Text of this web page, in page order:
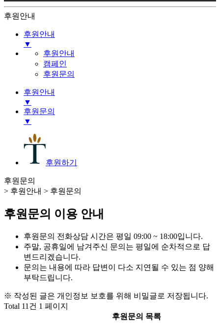
후원안내
후원안내
▼
기관소개
사업소개
후원안내
후원안내
캠페인
후원문의
후원안내
▼
기관소개
소식
후원문의
▼
후원문의
후원하기
후원문의
> 후원안내 > 후원문의
후원문의 이용 안내
후원문의 전화상담 시간은 평일 09:00 ~ 18:00입니다.
주말, 공휴일에 남겨주신 문의는 평일에 순차적으로 답
변드리겠습니다.
문의는 내용에 따라 답변이 다소 지연될 수 있는 점 양해
부탁드립니다.
※ 작성된 글은 개인정보 보호를 위해 비밀글로 저장됩니다.
Total 11건 1 페이지
후원문의 목록